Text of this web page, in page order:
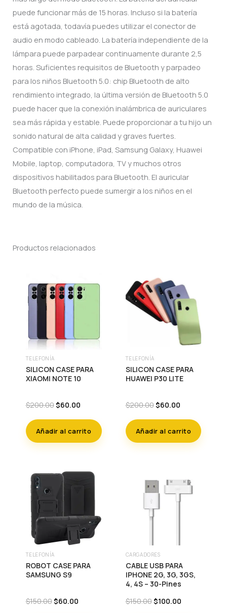
puede funcionar más de 15 horas. Incluso si la batería
está agotada, todavía puedes utilizar el conector de
audio en modo cableado. La batería independiente de la
lámpara puede parpadear continuamente durante 2,5
horas. Suficientes requisitos de Bluetooth y parpadeo
para los niños Bluetooth 5.0: chip Bluetooth de alto
rendimiento integrado, la última versión de Bluetooth 5.0
puede hacer que la conexión inalámbrica de auriculares
sea más rápida y estable. Puede proporcionar a tu hijo un
sonido natural de alta calidad y graves fuertes.
Compatible con iPhone, iPad, Samsung Galaxy, Huawei
Mobile, laptop, computadora, TV y muchos otros
dispositivos habilitados para Bluetooth. El auricular
Bluetooth perfecto puede sumergir a los niños en el
mundo de la música.
Productos relacionados
TELEFONÍA
SILICON CASE PARA
XIAOMI NOTE 10
$200.00Original
$200.00.
$60.00Current
$60.00.
Añadir al carrito
TELEFONÍA
SILICON CASE PARA
HUAWEI P30 LITE
$200.00Original
$200.00.
$60.00Current
$60.00.
Añadir al carrito
TELEFONÍA
ROBOT CASE PARA
SAMSUNG S9
$150.00Original
$60.00Current
CARGADORES
CABLE USB PARA
IPHONE 2G, 3G, 3GS,
4, 4S – 30-Pines
$150.00Original
$100.00Current